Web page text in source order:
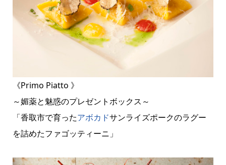
《Primo Piatto 》
～媚薬と魅惑のプレゼントボックス～
「香取市で育ったアボカドサンライズポークのラグー
を詰めたファゴッティーニ」